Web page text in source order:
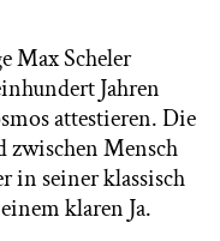
Max Scheler
Jahren
attestieren. Die
zwischen Mensch
in seiner klassisch
klaren Ja.